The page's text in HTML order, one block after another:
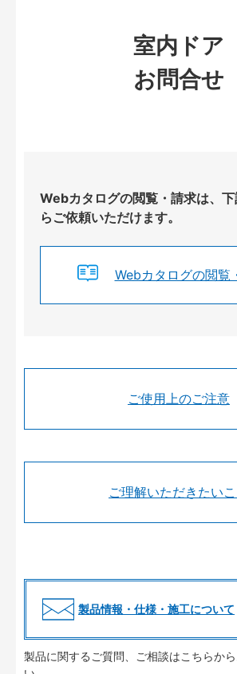
室内ドア
お問合せ
Webカタログの閲覧・請求は、
らご依頼いただけます。
Webカタログの閲覧
ご使用上のご注意
ご理解いただきたいこ
製品情報・仕様・施工について
製品に関するご質問、ご相談はこちらか